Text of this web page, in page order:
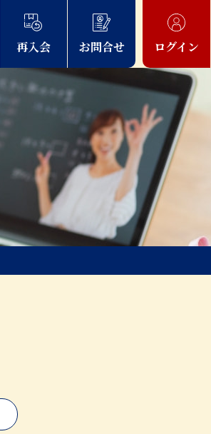
再入会 お問合せ ログイン